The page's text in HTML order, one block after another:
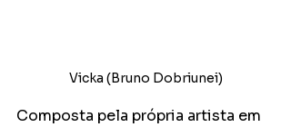
Vicka (Bruno Dobriunei)
Composta pela própria artista em